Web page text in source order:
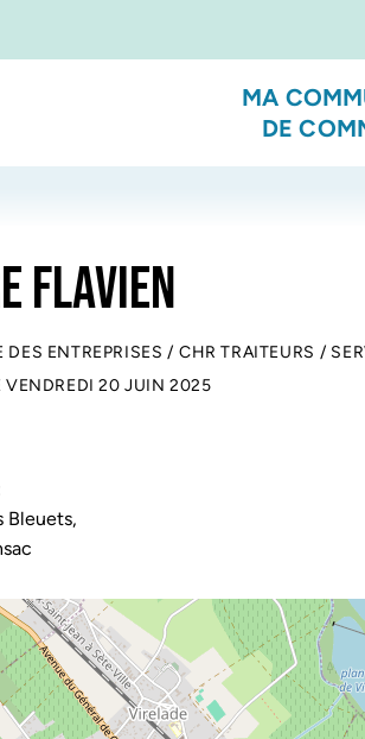
MA
DE
FLAVIEN
DES ENTREPRISES / CHR TRAITEURS /
VENDREDI 20 JUIN 2025
Bleuets,